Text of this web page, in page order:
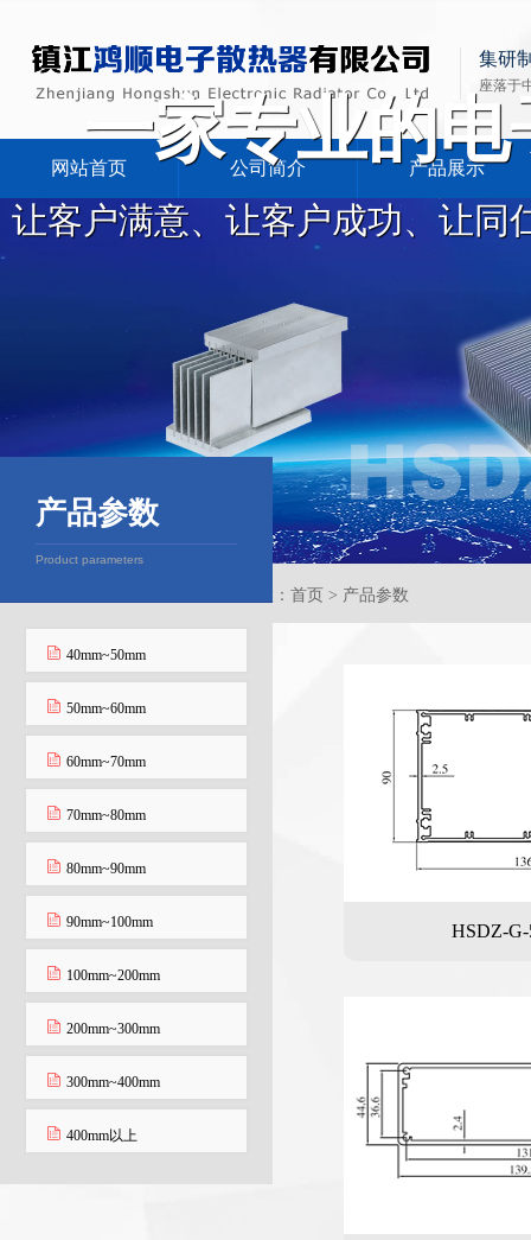
集研
座落于
网站首页 公司简介 产品展示
一家专业的
让客户满意、让客户成功、让同
当前位置：首页 > 产品参数
产品参数
Product parameters
40mm~50mm
50mm~60mm
60mm~70mm
70mm~80mm
80mm~90mm
90mm~100mm
100mm~200mm
200mm~300mm
300mm~400mm
400mm以上
HSDZ-G-